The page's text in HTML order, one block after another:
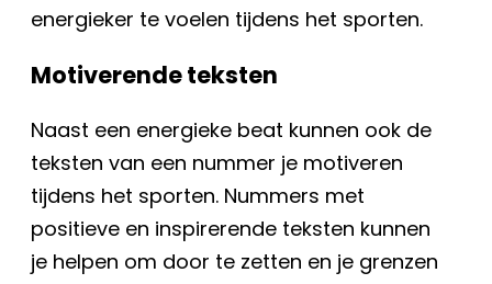
energieker te voelen tijdens het sporten.
Motiverende teksten
Naast een energieke beat kunnen ook de
teksten van een nummer je motiveren
tijdens het sporten. Nummers met
positieve en inspirerende teksten kunnen
je helpen om door te zetten en je grenzen